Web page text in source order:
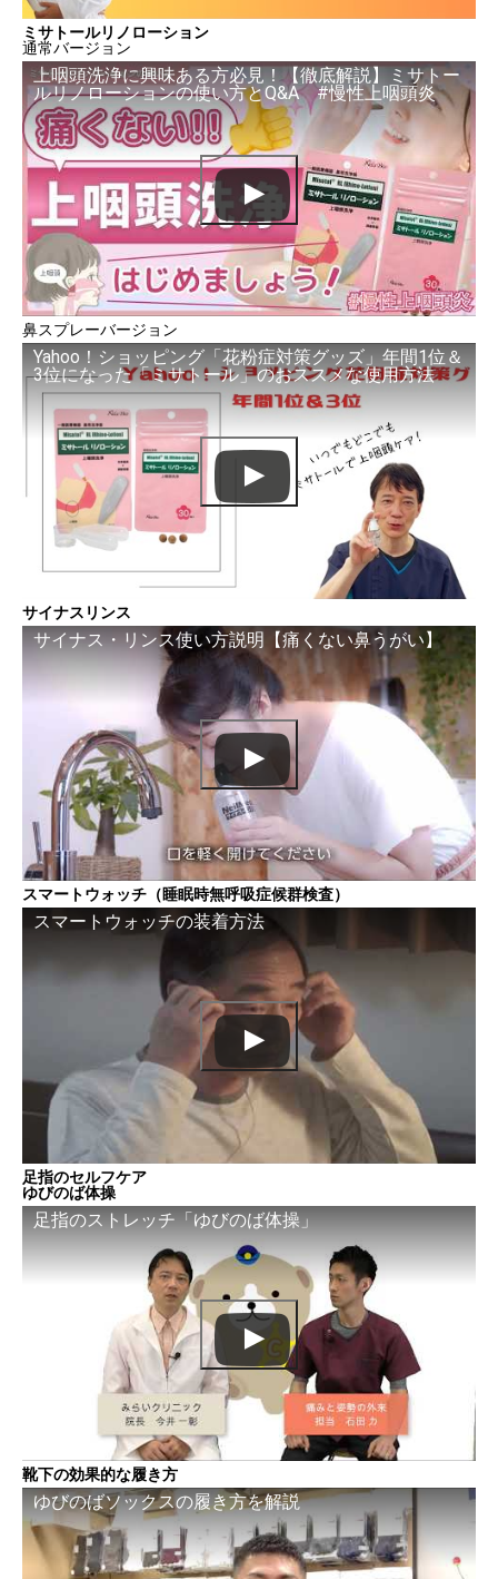
ミサトールリノローション
通常バージョン
上咽頭洗浄に興味ある方必見！【徹底解説】ミサトー
ルリノローションの使い方とQ&A #慢性上咽頭炎
鼻スプレーバージョン
Yahoo！ショッピング「花粉症対策グッズ」年間1位＆
3位になった「ミサトール」のおススメな使用方法
サイナスリンス
サイナス・リンス使い方説明【痛くない鼻うがい】
スマートウォッチ（睡眠時無呼吸症候群検査）
スマートウォッチの装着方法
足指のセルフケア
ゆびのば体操
足指のストレッチ「ゆびのば体操」
靴下の効果的な履き方
ゆびのばソックスの履き方を解説